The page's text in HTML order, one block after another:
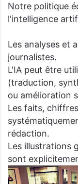
Notre politique
l'intelligence
Les analyses et
journalistes.
L'IA peut être
(traduction,
ou amélioration
Les faits,
rédaction.
Les illustrations
sont